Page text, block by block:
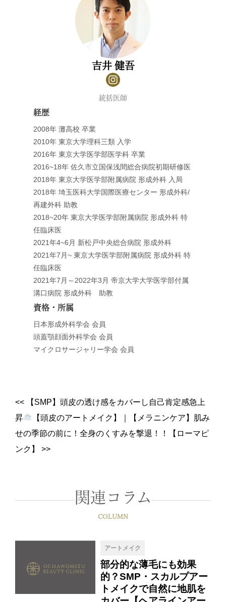
吉井 健吾
統括医師
経歴
2008年 灘高校 卒業
2010年 東京大学理科三類 入学
2016年 東京大学医学部医学科 卒業
2016~18年 佐久市立国保浅間総合病院初期研修医
2018年 東京大学医学部附属病院 形成外科 入局
2018年 埼玉医科大学国際医療センター 形成外科/
再建外科 助教
2018~20年 東京大学医学部附属病院 形成外科 特
任臨床医
2021年4~6月 新松戸中央総合病院 形成外科
2021年7月~ 東京大学医学部附属病院 形成外科 特
任臨床医
2021年7月～2022年3月 帝京大学大学医学部付属
溝口病院 形成外科 助教
資格・所属
日本形成外科学会 会員
頭蓋顎顔面外科学会 会員
マイクロサージャリー学会 会員
<<【SMP】頭皮の透け感をカバーし自己肯定感急上
昇
【頭皮のアートメイク】
【メラニンケア】肌み
せの季節の前に！全身のくすみを撃退！！【ローマピ
ンク】 >>
関連コラム
COLUMN
アートメイク
部分的な薄毛にも効果
的？SMP・スカルプアー
トメイクで自然に地肌を